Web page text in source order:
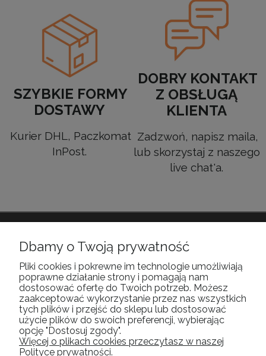
SZYBKIE FORMY
DOSTAWY
Kurier DHL, Paczkomat
InPost.
DOBRY KONTAKT
Z OBSŁUGĄ
KLIENTA
Zadzwoń, napisz maila,
lub skorzystaj z naszego
live chat'a.
POMOC
MOJE KONTO
PŁATNOŚCI I DOSTAWA
INFORMACJE
Dbamy o Twoją prywatność
Pliki cookies i pokrewne im technologie umożliwiają
poprawne działanie strony i pomagają nam
dostosować ofertę do Twoich potrzeb. Możesz
zaakceptować wykorzystanie przez nas wszystkich
tych plików i przejść do sklepu lub dostosować
użycie plików do swoich preferencji, wybierając
opcję "Dostosuj zgody".
Więcej o plikach cookies przeczytasz w naszej
Polityce prywatności.